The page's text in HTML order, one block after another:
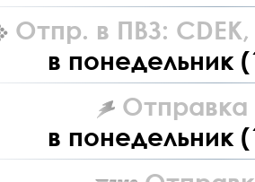
Отпр. в ПВЗ: CDEK,
в понедельник
Отправка
в понедельник